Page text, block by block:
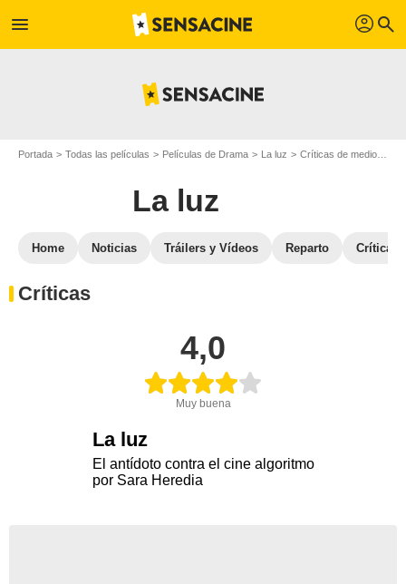
menu profil search
Portada Todas las películas Películas de Drama La luz Críticas de medios de La luz
La luz
Home Noticias Tráilers y Vídeos Reparto Críticas
Críticas
4,0
Muy buena
La luz
El antídoto contra el cine algoritmo
por Sara Heredia